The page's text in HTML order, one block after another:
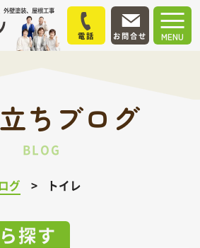
外壁塗装、屋根工事
MENU
電話 お問合せ
ちブログ
BLOG
グ トイレ
探す